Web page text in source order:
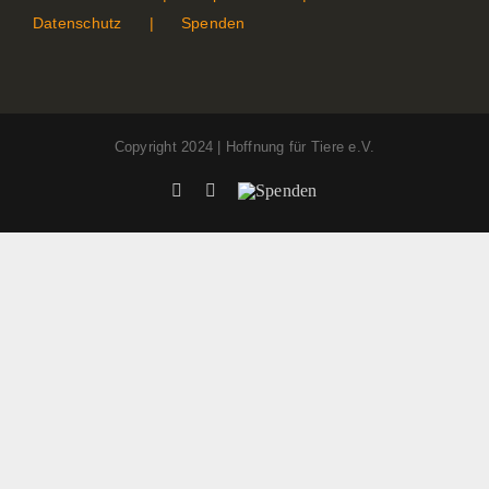
Datenschutz
Spenden
Copyright 2024 | Hoffnung für Tiere e.V.
FacebookInstagram
Spenden